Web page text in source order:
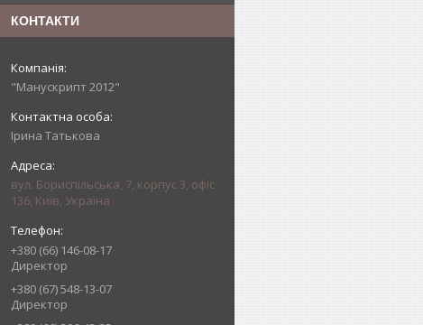
КОНТАКТИ
"Манускрипт 2012"
Ірина Татькова
вул. Бориспільська, 7, корпус 3, офіс
136, Київ, Україна
+380 (66) 146-08-17
Директор
+380 (67) 548-13-07
Директор